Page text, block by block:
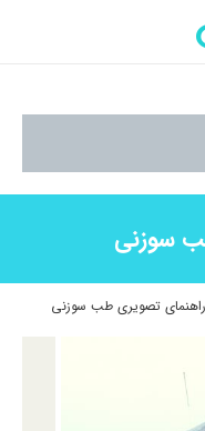
سوزنی
راهنمای تصویری طب سوزنی